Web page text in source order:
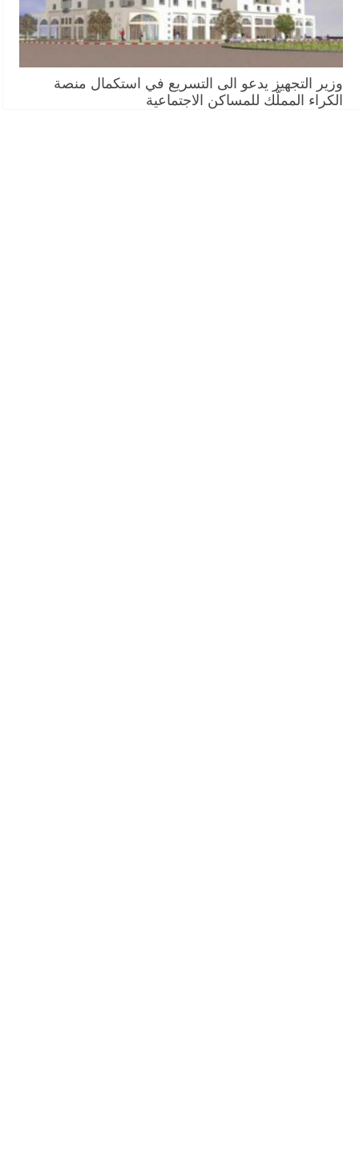
وزير التجهيز يدعو الى التسريع في استكمال منصة
الكراء المملّك للمساكن الاجتماعية